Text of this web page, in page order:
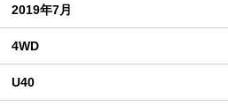
2019年7月
4WD
U40